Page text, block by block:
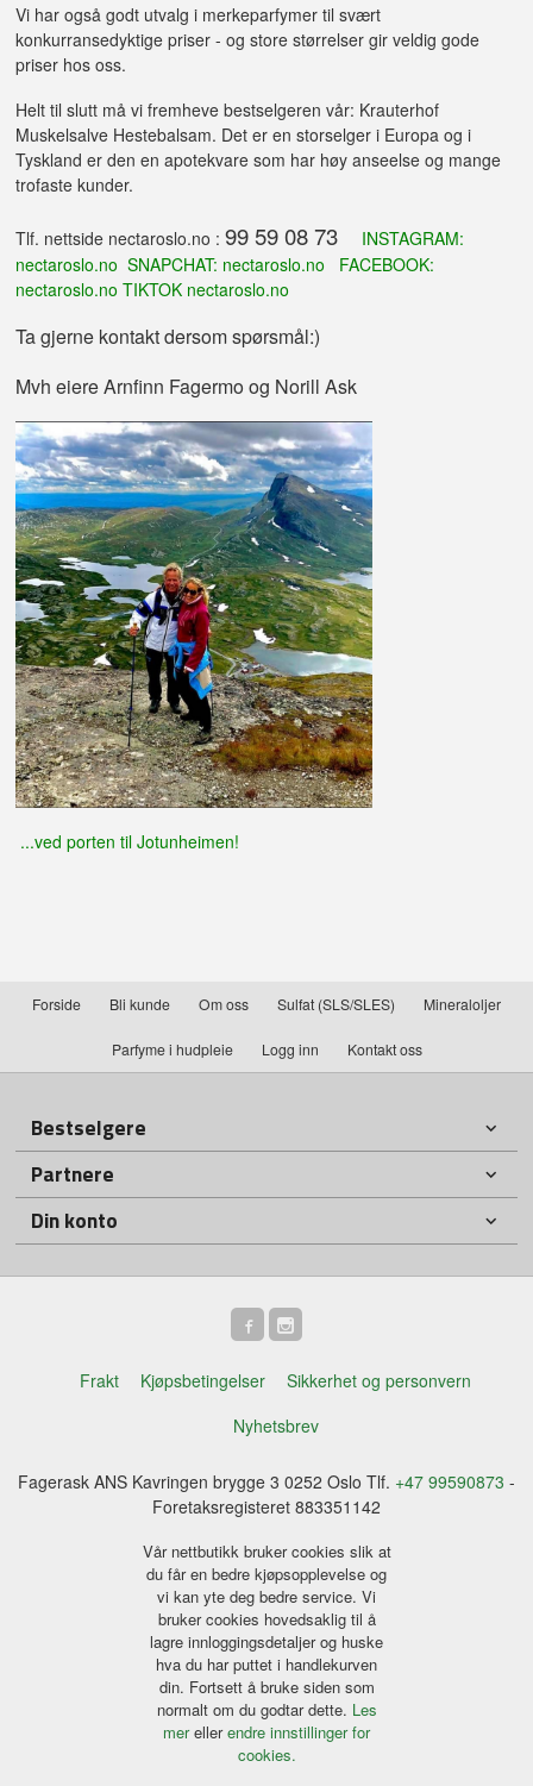
Vi har også godt utvalg i merkeparfymer til svært
konkurransedyktige priser - og store størrelser gir veldig gode
priser hos oss.
Helt til slutt må vi fremheve bestselgeren vår: Krauterhof
Muskelsalve Hestebalsam. Det er en storselger i Europa og i
Tyskland er den en apotekvare som har høy anseelse og mange
trofaste kunder.
Tlf. nettside nectaroslo.no :99 59 08 73
INSTAGRAM:
nectaroslo.no SNAPCHAT: nectaroslo.no
FACEBOOK:
nectaroslo.no TIKTOK nectaroslo.no
Ta gjerne kontakt dersom spørsmål:)
Mvh eiere Arnfinn Fagermo og Norill Ask
...ved porten til Jotunheimen!
Forside Bli kunde Om oss Sulfat (SLS/SLES) Mineraloljer
Parfyme i hudpleie Logg inn Kontakt oss
Bestselgere
Partnere
Din konto
Frakt Kjøpsbetingelser
Sikkerhet og personvern
Nyhetsbrev
Fagerask ANS Kavringen brygge 3 0252 Oslo Tlf. +47 99590873 -
Foretaksregisteret 883351142
Vår nettbutikk bruker cookies slik at
du får en bedre kjøpsopplevelse og
vi kan yte deg bedre service. Vi
bruker cookies hovedsaklig til å
lagre innloggingsdetaljer og huske
hva du har puttet i handlekurven
din. Fortsett å bruke siden som
normalt om du godtar dette. Les
merellerendre innstillinger for
cookies.